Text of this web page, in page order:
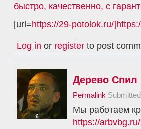
быстро, качественно, с
[url=https://29-potolok.ru/
Log in or register to post
Дерево Спил
Permalink
Мы работаем
https://